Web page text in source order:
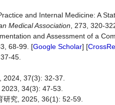
and Internal Medicine: A
Medical Association , 273, 320-
and Assessment of a
68-99. [Google Scholar] [
45.
2024, 37(3): 32-37.
34(3): 47-53.
研究, 2025, 36(1): 52-59.